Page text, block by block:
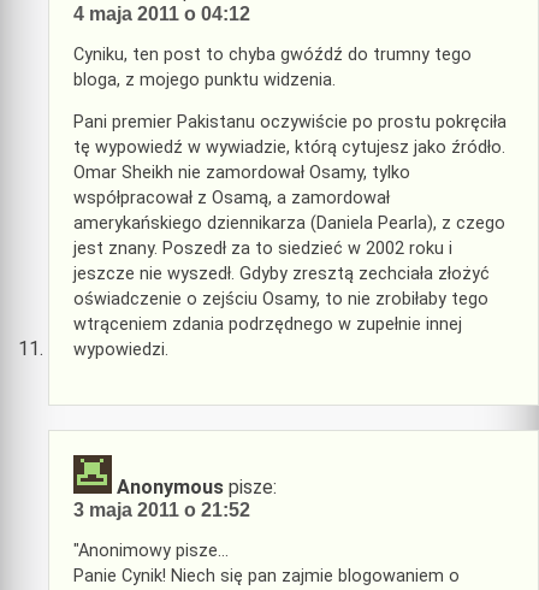
4 maja 2011 o 04:12
Cyniku, ten post to chyba gwóźdź do trumny tego
bloga, z mojego punktu widzenia.
Pani premier Pakistanu oczywiście po prostu pokręciła
tę wypowiedź w wywiadzie, którą cytujesz jako źródło.
Omar Sheikh nie zamordował Osamy, tylko
współpracował z Osamą, a zamordował
amerykańskiego dziennikarza (Daniela Pearla), z czego
jest znany. Poszedł za to siedzieć w 2002 roku i
jeszcze nie wyszedł. Gdyby zresztą zechciała złożyć
oświadczenie o zejściu Osamy, to nie zrobiłaby tego
wtrąceniem zdania podrzędnego w zupełnie innej
wypowiedzi.
Anonymous pisze:
3 maja 2011 o 21:52
"Anonimowy pisze…
Panie Cynik! Niech się pan zajmie blogowaniem o